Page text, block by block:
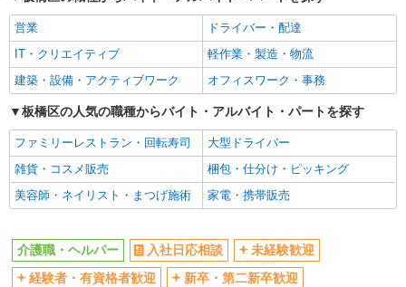
女性活躍中
主婦・主夫歓迎
フリーター歓迎
学歴不問
ブランクOK
ミドル（40代～）活躍中
エルダー（50代～）活躍中
シニア（60代～）活躍中
高収入・高額
ボーナス・賞与あり
昇給あり
完全週休2日制
フルタイム歓迎
禁煙・分煙
駅直結・駅チカ
車通勤OK
残業少なめ（月20h未満）
交通費支給
社会保険あり
産休・育休取得実績あり
営業
ドライバー・配達
IT・クリエイティブ
軽作業・製造・物流
建築・設備・アクティブワーク
オフィスワーク・事務
板橋区の人気の職種からバイト・アルバイト・パートを探す
ファミリーレストラン・回転寿司
大型ドライバー
雑貨・コスメ販売
梱包・仕分け・ピッキング
美容師・ネイリスト・まつげ施術
家電・携帯販売
介護職・ヘルパー 入社日応相談
未経験歓迎
経験者・有資格者歓迎
新卒・第二新卒歓迎